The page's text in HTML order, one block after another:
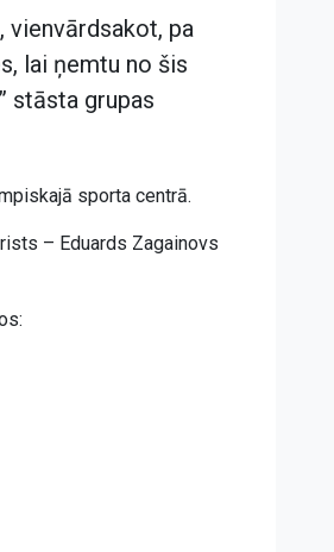
vienvārdsakot, pa
lai ņemtu no šis
stāsta grupas
sporta centrā.
– Eduards Zagainovs